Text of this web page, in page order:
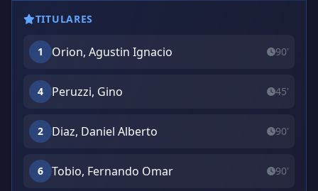
TITULARES
1 Orion, Agustin Ignacio 90'
4 Peruzzi, Gino 45'
2 Diaz, Daniel Alberto 90'
6 Tobio, Fernando Omar 90'